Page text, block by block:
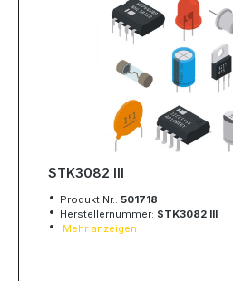
STK3082 III
Produkt Nr.: 501718
Herstellernummer: STK3082 III
Mehr anzeigen